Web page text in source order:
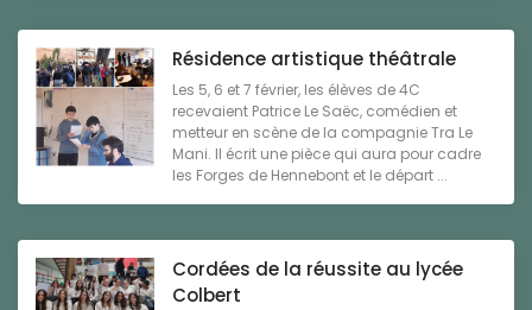
Résidence artistique théâtrale
Les 5, 6 et 7 février, les élèves de 4C
recevaient Patrice Le Saëc, comédien et
metteur en scène de la compagnie Tra Le
Mani. Il écrit une pièce qui aura pour cadre
les Forges de Hennebont et le départ ...
Cordées de la réussite au lycée
Colbert